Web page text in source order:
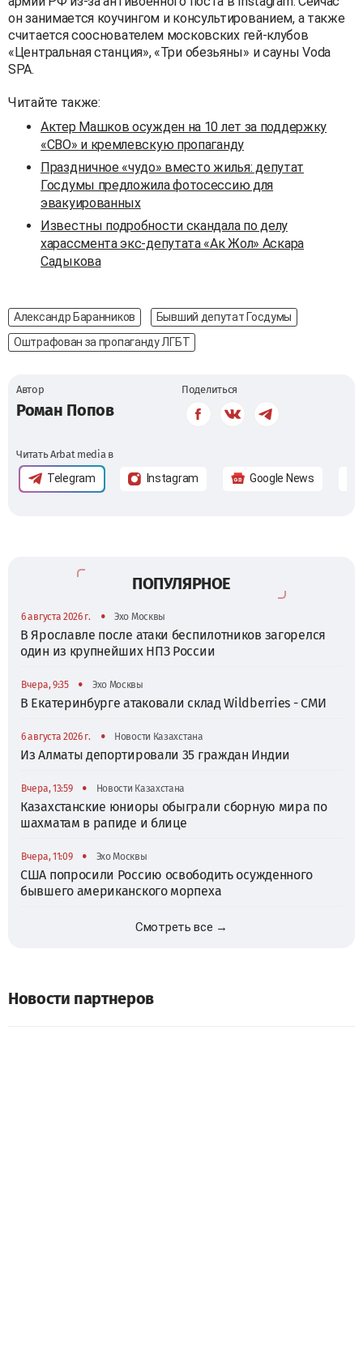
он занимается коучингом и консультированием, а также
считается сооснователем московских гей-клубов
«Центральная станция», «Три обезьяны» и сауны Voda
SPA.
Читайте также:
Актер Машков осужден на 10 лет за поддержку
«СВО» и кремлевскую пропаганду
Праздничное «чудо» вместо жилья: депутат
Госдумы предложила фотосессию для
эвакуированных
Известны подробности скандала по делу
харассмента экс-депутата «Ак Жол» Аскара
Садыкова
Александр Баранников
Бывший депутат Госдумы
Оштрафован за пропаганду ЛГБТ
Автор
Роман Попов
Поделиться
Читать Arbat media в
Telegram Instagram Google News
ПОПУЛЯРНОЕ
6 августа 2026 г. • Эхо Москвы
В Ярославле после атаки беспилотников загорелся
один из крупнейших НПЗ России
Вчера, 9:35 • Эхо Москвы
В Екатеринбурге атаковали склад Wildberries - СМИ
6 августа 2026 г. • Новости Казахстана
Из Алматы депортировали 35 граждан Индии
Вчера, 13:59 • Новости Казахстана
Казахстанские юниоры обыграли сборную мира по
шахматам в рапиде и блице
Вчера, 11:09 • Эхо Москвы
США попросили Россию освободить осужденного
бывшего американского морпеха
Смотреть все →
Новости партнеров